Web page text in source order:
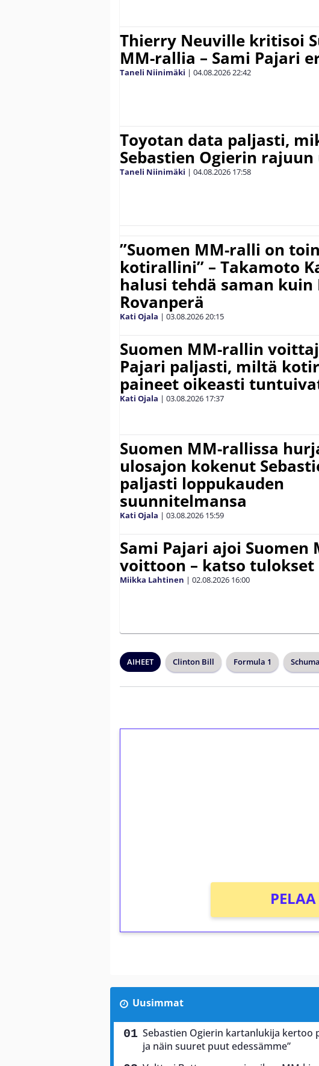
Thierry Neuville kritisoi
MM-rallia – Sami Pajari
Taneli Niinimäki | 04.08.202622:42
Toyotan data paljasti,
Sebastien Ogierin
Taneli Niinimäki | 04.08.2026 17:58
”Suomen MM-ralli on
kotirallini” – Takamoto
halusi tehdä saman kuin
Rovanperä
Kati Ojala | 03.08.202620:15
Suomen MM-rallin
Pajari paljasti, miltä
paineet oikeasti
Kati Ojala | 03.08.2026 17:37
Suomen MM-rallissa
ulosajon kokenut
paljasti loppukauden
suunnitelmansa
Kati Ojala | 03.08.2026 15:59
Sami Pajari ajoi Suomen
voittoon – katso tulokset
Miikka Lahtinen | 02.08.2026 16:00
AIHEET Clinton Bill Formula 1
Uusimmat
Sebastien Ogierin kartanlukija kertoo
ja näin suuret puut edessämme”